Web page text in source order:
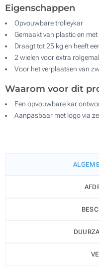
Eigenschappen
Opvouwbare trolleykar
Gemaakt van plastic en
Draagt tot 25 kg en heeft
2 wielen voor extra
Voor het verplaatsen van
Waarom voor dit
Een opvouwbare kar
Aanpasbaar met logo via